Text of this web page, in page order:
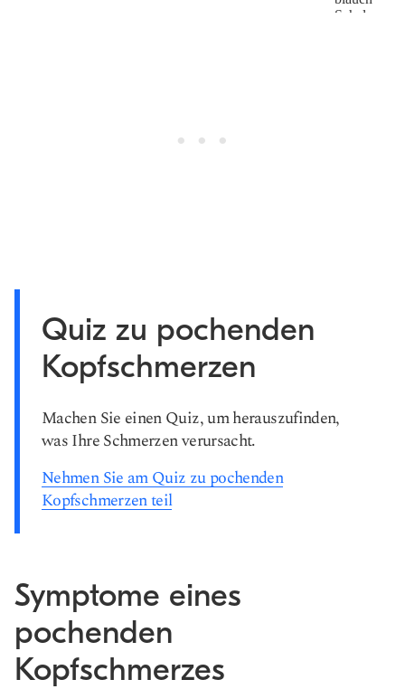
Quiz zu pochenden
Kopfschmerzen
Machen Sie einen Quiz, um herauszufinden,
was Ihre Schmerzen verursacht.
Nehmen Sie am Quiz zu pochenden
Kopfschmerzen teil
Symptome eines
pochenden
Kopfschmerzes